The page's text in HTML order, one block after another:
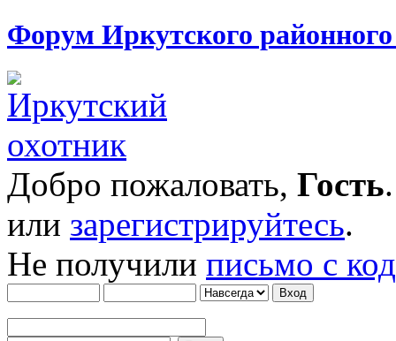
Форум Иркутского
Добро пожаловать, Гость
или зарегистрируйтесь.
Не получили письмо с